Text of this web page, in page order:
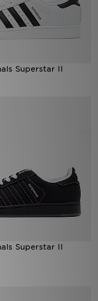
Superstar II
Superstar II